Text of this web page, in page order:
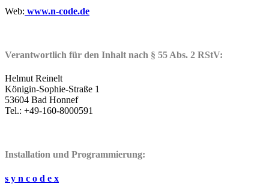
Web: www.n-code.de
Verantwortlich für den Inhalt nach § 55 Abs. 2 RStV:
Helmut Reinelt
Königin-Sophie-Straße 1
53604 Bad Honnef
Tel.: +49-160-8000591
Installation und Programmierung:
s y n c o d e x